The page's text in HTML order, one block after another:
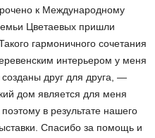
к Международному
Цветаевых пришли
гармоничного сочетания
интерьером у меня
друг для друга, —
дом является для меня
в результате нашего
Спасибо за помощь и